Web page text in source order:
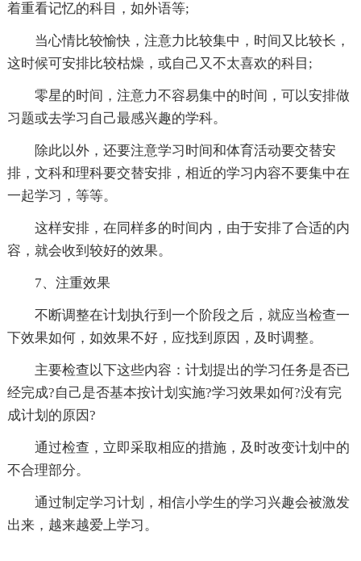
着重看记忆的科目，如外语等;
当心情比较愉快，注意力比较集中，时间又比较长，
这时候可安排比较枯燥，或自己又不太喜欢的科目;
零星的时间，注意力不容易集中的时间，可以安排做
习题或去学习自己最感兴趣的学科。
除此以外，还要注意学习时间和体育活动要交替安
排，文科和理科要交替安排，相近的学习内容不要集中在
一起学习，等等。
这样安排，在同样多的时间内，由于安排了合适的内
容，就会收到较好的效果。
7、注重效果
不断调整在计划执行到一个阶段之后，就应当检查一
下效果如何，如效果不好，应找到原因，及时调整。
主要检查以下这些内容：计划提出的学习任务是否已
经完成?自己是否基本按计划实施?学习效果如何?没有完
成计划的原因?
通过检查，立即采取相应的措施，及时改变计划中的
不合理部分。
通过制定学习计划，相信小学生的学习兴趣会被激发
出来，越来越爱上学习。